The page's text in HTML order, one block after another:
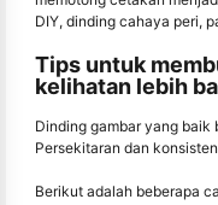
DIY, dinding cahaya peri,
Tips untuk
kelihatan lebih
Dinding gambar yang baik
Persekitaran dan
Berikut adalah beberapa